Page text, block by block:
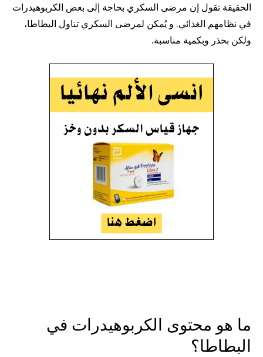
الحقيقة تقول إن مرضى السكري بحاجة إلى بعض الكربوهيدرات
في نظامهم الغذائي. و يُمكن لمرضى السكري تناول البطاطا،
ولكن بحذر وبكمية مناسبة.
ما هو محتوى الكربوهيدرات في
البطاطا؟